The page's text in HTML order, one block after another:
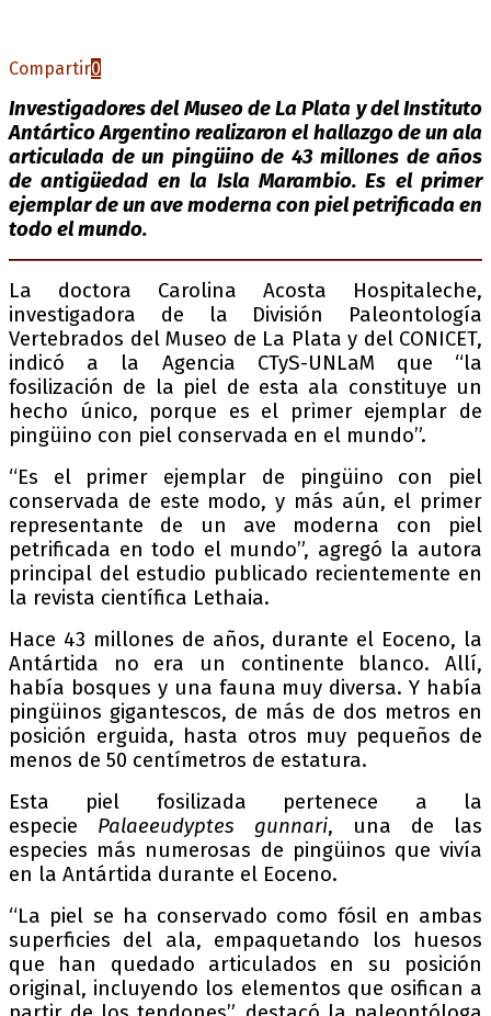
Compartir0
Investigadores del Museo de La Plata y del Instituto
Antártico Argentino realizaron el hallazgo de un ala
articulada de un pingüino de 43 millones de años
de antigüedad en la Isla Marambio. Es el primer
ejemplar de un ave moderna con piel petrificada en
todo el mundo.
La doctora Carolina Acosta Hospitaleche,
investigadora de la División Paleontología
Vertebrados del Museo de La Plata y del CONICET,
indicó a la Agencia CTyS-UNLaM que “la
fosilización de la piel de esta ala constituye un
hecho único, porque es el primer ejemplar de
pingüino con piel conservada en el mundo”.
“Es el primer ejemplar de pingüino con piel
conservada de este modo, y más aún, el primer
representante de un ave moderna con piel
petrificada en todo el mundo”, agregó la autora
principal del estudio publicado recientemente en
la revista científica Lethaia.
Hace 43 millones de años, durante el Eoceno, la
Antártida no era un continente blanco. Allí,
había bosques y una fauna muy diversa. Y había
pingüinos gigantescos, de más de dos metros en
posición erguida, hasta otros muy pequeños de
menos de 50 centímetros de estatura.
Esta piel fosilizada pertenece a la
especie Palaeeudyptes gunnari, una de las
especies más numerosas de pingüinos que vivía
en la Antártida durante el Eoceno.
“La piel se ha conservado como fósil en ambas
superficies del ala, empaquetando los huesos
que han quedado articulados en su posición
original, incluyendo los elementos que osifican a